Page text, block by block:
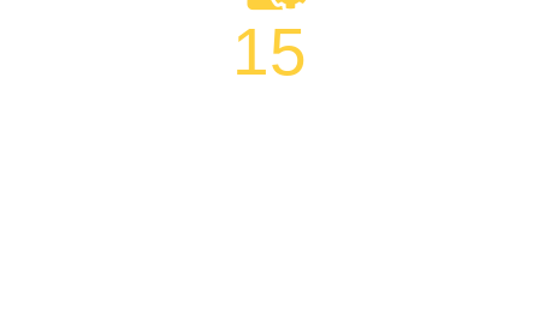
15